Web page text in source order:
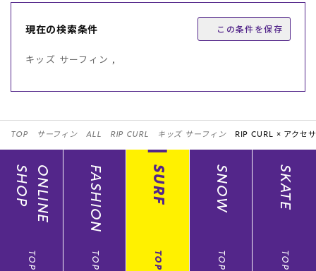
現在の検索条件 この条件を保存
キッズ サーフィン ,
TOP サーフィン ALL RIP CURL キッズ サーフィン RIP CURL × アクセ
ONLINE
SHOP
TOP
FASHION
TOP
SURF
TOP
SNOW
TOP
SKATE
TOP